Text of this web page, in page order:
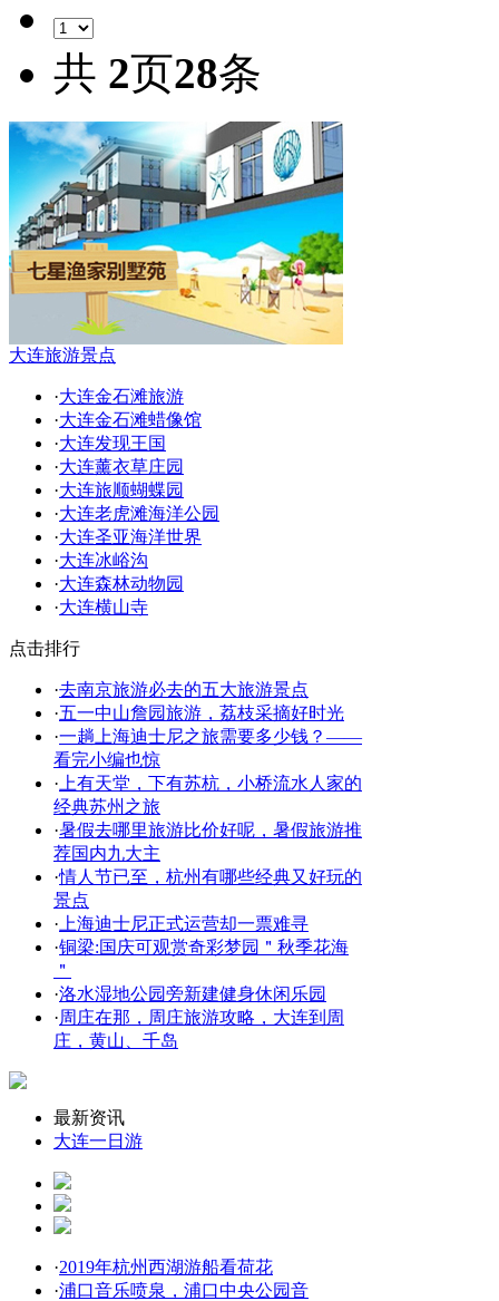
共 2页28条
大连旅游景点
·大连金石滩旅游
·大连金石滩蜡像馆
·大连发现王国
·大连薰衣草庄园
·大连旅顺蝴蝶园
·大连老虎滩海洋公园
·大连圣亚海洋世界
·大连冰峪沟
·大连森林动物园
·大连横山寺
点击排行
·去南京旅游必去的五大旅游景点
·五一中山詹园旅游，荔枝采摘好时光
·一趟上海迪士尼之旅需要多少钱？——
看完小编也惊
· 上有天堂，下有苏杭，小桥流水人家的
经典苏州之旅
·暑假去哪里旅游比价好呢，暑假旅游推
荐国内九大主
·情人节已至，杭州有哪些经典又好玩的
景点
· 上海迪士尼正式运营却一票难寻
·铜梁:国庆可观赏奇彩梦园＂秋季花海
＂
·洛水湿地公园旁新建健身休闲乐园
·周庄在那，周庄旅游攻略，大连到周
庄，黄山、千岛
最新资讯
大连一日游
·2019年杭州西湖游船看荷花
·浦口音乐喷泉，浦口中央公园音